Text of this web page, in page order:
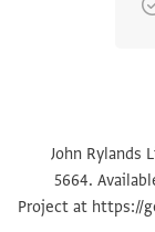
و تدوير
John Rylands
5664.
Project athttps://